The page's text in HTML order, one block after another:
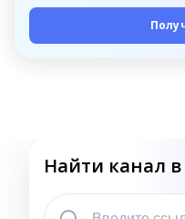
Найти канал в